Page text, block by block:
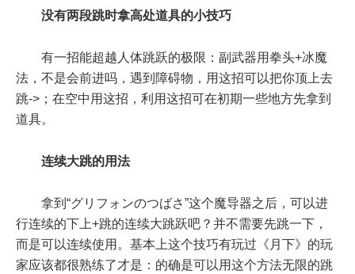
没有两段跳时拿高处道具的小技巧
有一招能超越人体跳跃的极限：副武器用拳头+冰魔
法，不是会前进吗，遇到障碍物，用这招可以把你顶上去
跳->；在空中用这招，利用这招可在初期一些地方先拿到
道具。
连续大跳的用法
拿到“グリフォンのつばさ”这个魔导器之后，可以进
行连续的下上+跳的连续大跳跃吧？并不需要先跳一下，
而是可以连续使用。基本上这个技巧有玩过《月下》的玩
家应该都很熟练了才是：的确是可以用这个方法无限的跳